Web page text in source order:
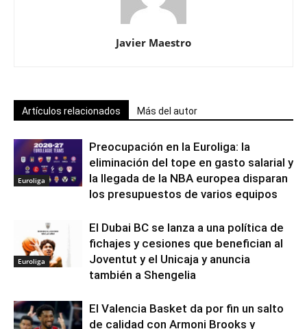
Javier Maestro
Artículos relacionados Más del autor
Euroliga
Preocupación en la Euroliga: la
eliminación del tope en gasto salarial y
la llegada de la NBA europea disparan
los presupuestos de varios equipos
Euroliga
El Dubai BC se lanza a una política de
fichajes y cesiones que benefician al
Joventut y el Unicaja y anuncia
también a Shengelia
El Valencia Basket da por fin un salto
de calidad con Armoni Brooks y